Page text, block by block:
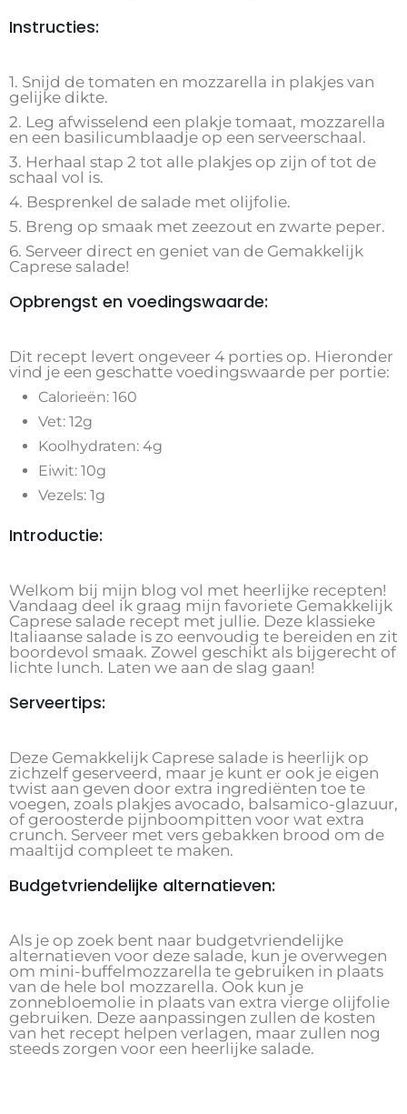
Instructies:
1. Snijd de tomaten en mozzarella in plakjes van
gelijke dikte.
2. Leg afwisselend een plakje tomaat, mozzarella
en een basilicumblaadje op een serveerschaal.
3. Herhaal stap 2 tot alle plakjes op zijn of tot de
schaal vol is.
4. Besprenkel de salade met olijfolie.
5. Breng op smaak met zeezout en zwarte peper.
6. Serveer direct en geniet van de Gemakkelijk
Caprese salade!
Opbrengst en voedingswaarde:
Dit recept levert ongeveer 4 porties op. Hieronder
vind je een geschatte voedingswaarde per portie:
Calorieën: 160
Vet: 12g
Koolhydraten: 4g
Eiwit: 10g
Vezels: 1g
Introductie:
Welkom bij mijn blog vol met heerlijke recepten!
Vandaag deel ik graag mijn favoriete Gemakkelijk
Caprese salade recept met jullie. Deze klassieke
Italiaanse salade is zo eenvoudig te bereiden en zit
boordevol smaak. Zowel geschikt als bijgerecht of
lichte lunch. Laten we aan de slag gaan!
Serveertips:
Deze Gemakkelijk Caprese salade is heerlijk op
zichzelf geserveerd, maar je kunt er ook je eigen
twist aan geven door extra ingrediënten toe te
voegen, zoals plakjes avocado, balsamico-glazuur,
of geroosterde pijnboompitten voor wat extra
crunch. Serveer met vers gebakken brood om de
maaltijd compleet te maken.
Budgetvriendelijke alternatieven:
Als je op zoek bent naar budgetvriendelijke
alternatieven voor deze salade, kun je overwegen
om mini-buffelmozzarella te gebruiken in plaats
van de hele bol mozzarella. Ook kun je
zonnebloemolie in plaats van extra vierge olijfolie
gebruiken. Deze aanpassingen zullen de kosten
van het recept helpen verlagen, maar zullen nog
steeds zorgen voor een heerlijke salade.